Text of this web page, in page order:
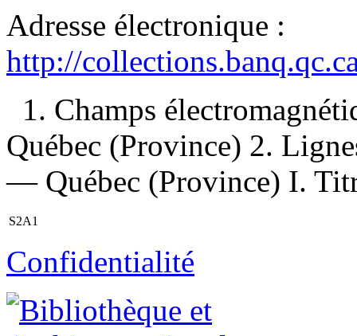
Adresse électronique :
http://
1. Champs
Québec (Province) 2.
— Québec (Province) I.
S2A1
Confidentialité